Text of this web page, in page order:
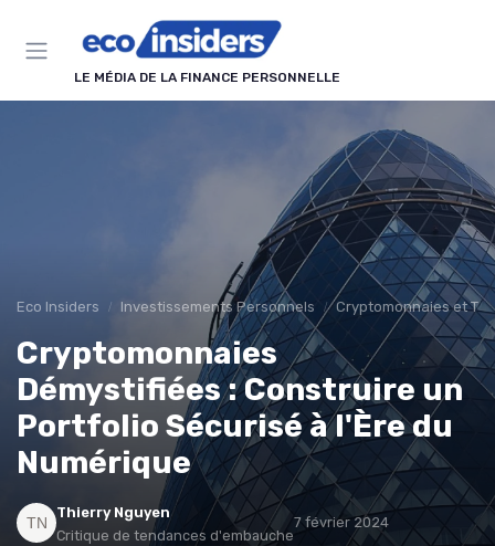
LE MÉDIA DE LA FINANCE PERSONNELLE
Eco Insiders Investissements Personnels Cryptomonnaies et
Cryptomonnaies
Démystifiées : Construire un
Portfolio Sécurisé à l'Ère du
Numérique
Thierry Nguyen
Critique de tendances d'embauche
7 février 2024